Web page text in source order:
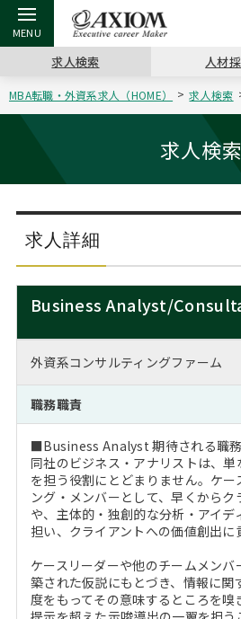
戻る
アクシアムの特長
サービス案内
コンサルタントの紹介
戻る
キャリア支援 TOP
キャリアデザイン講座
（最新求人市場動向）
ステージ別アドバイス
MBAの転職事例
MBAからのFAQ
MBA留学生数の推移
MBAを生かす求人特集
年齢と年収の相関図
戻る
転職ツール TOP
英文レジュメの書き方
職務経歴書の書き方
外資系／面接攻略のコツ
戻る
転職コラム TOP
“展”職相談室
転職市場の明日をよめ
キャリアに効く一冊
注目企業インタビュー
戻る
イベント・セミナー TOP
ジョブフェア
キャリアデザインセミナー
プロ経営者の特別セミナー
Career Talk Live
MBA NETWORKING
戻る
会社概要 TOP
沿革
主なクライアント
パブリシティ
ニュースリリース
求人検索 人材
MBA転職・外資系求人（HOME） 求人検索
求人検索
求人詳細
Business Analyst/
外資系コンサルティングファーム
職務職責
■Business Analyst 期待される職
同社のビジネス・アナリストは、
を担う役割にとどまりません。ケー
ング・メンバーとして、早くから
や、主体的・独創的な分析・アイデ
担い、クライアントへの価値創出に
ケースリーダーや他のチームメン
築された仮説にもとづき、情報に関
度をもってその意味するところを嗅